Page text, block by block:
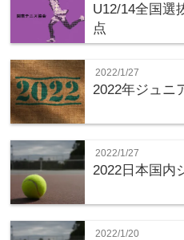
U12/14全国選
点
2022/1/27
2022年ジュニ
2022/1/27
2022日本国内
2022/1/20